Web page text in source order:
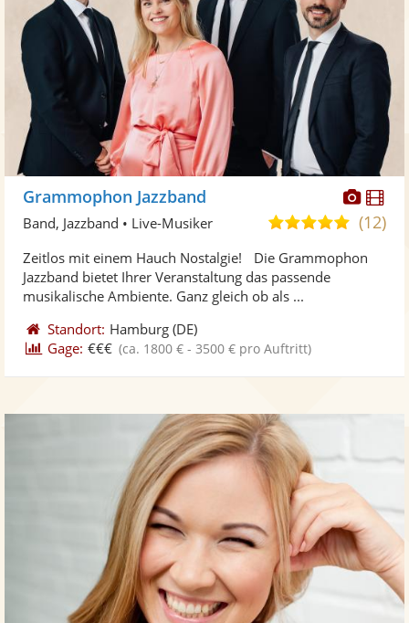
Fotos
Grammophon Jazzband
5,0
5
(12)
Band, Jazzband • Live-Musiker
Zeitlos mit einem Hauch Nostalgie! Die Grammophon
Jazzband bietet Ihrer Veranstaltung das passende
musikalische Ambiente. Ganz gleich ob als ...
Standort: Hamburg (DE)
Gage: €€€ (ca. 1800 € - 3500 € pro Auftritt)